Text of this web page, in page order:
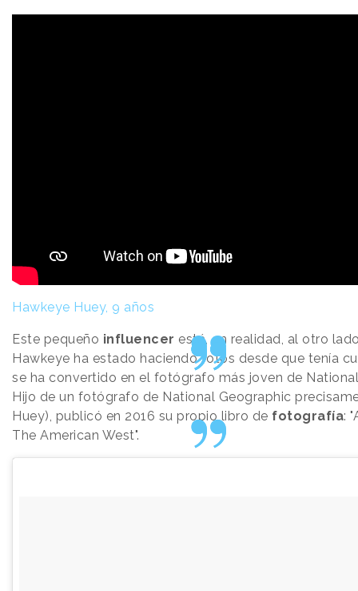
Hawkeye Huey, 9 años
Este pequeño influencer está, en realidad, al otro
Hawkeye ha estado haciendo fotos desde que tenía
se ha convertido en el fotógrafo más joven de
Hijo de un fotógrafo de National Geographic
Huey), publicó en 2016 su propio libro de fotografía:
The American West".